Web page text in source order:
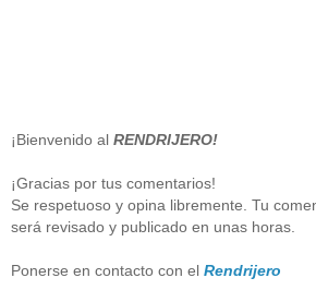
¡Bienvenido al RENDRIJERO!
¡Gracias por tus comentarios!
Se respetuoso y opina libremente. Tu
será revisado y publicado en unas horas.
Ponerse en contacto con el Rendrijero